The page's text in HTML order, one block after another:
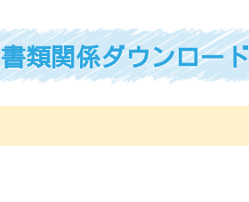
書類関係ダウンロード